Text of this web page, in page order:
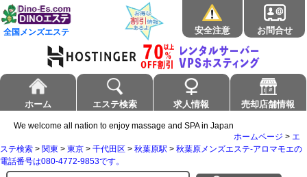
全国メンズエステ 安全注意 お問合せ
ホーム エステ検索 求人情報 売却店舗情報
We welcome all nation to enjoy massage and SPA in Japan
ホームページ > エ
ステ検索 > 関東 > 東京 > 千代田区 > 秋葉原駅 > 秋葉原メンズエステ-アロマモエの
電話番号は080-4772-9853です。